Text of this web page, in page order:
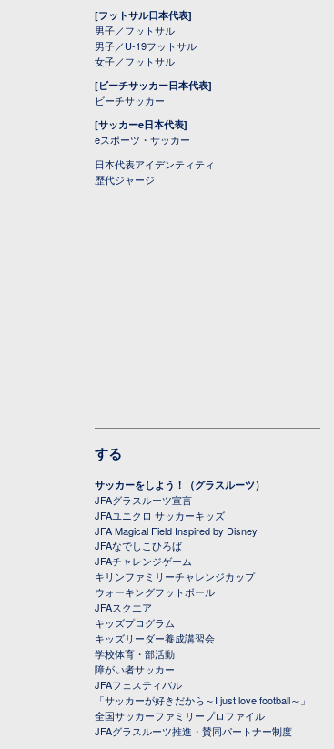
[フットサル日本代表]
男子／フットサル
男子／U-19フットサル
女子／フットサル
[ビーチサッカー日本代表]
ビーチサッカー
[サッカーe日本代表]
eスポーツ・サッカー
日本代表アイデンティティ
歴代ジャージ
する
サッカーをしよう！（グラスルーツ）
JFAグラスルーツ宣言
JFAユニクロ サッカーキッズ
JFA Magical Field Inspired by Disney
JFAなでしこひろば
JFAチャレンジゲーム
キリンファミリーチャレンジカップ
ウォーキングフットボール
JFAスクエア
キッズプログラム
キッズリーダー養成講習会
学校体育・部活動
障がい者サッカー
JFAフェスティバル
「サッカーが好きだから～I just love football～」
全国サッカーファミリープロファイル
JFAグラスルーツ推進・賛同パートナー制度